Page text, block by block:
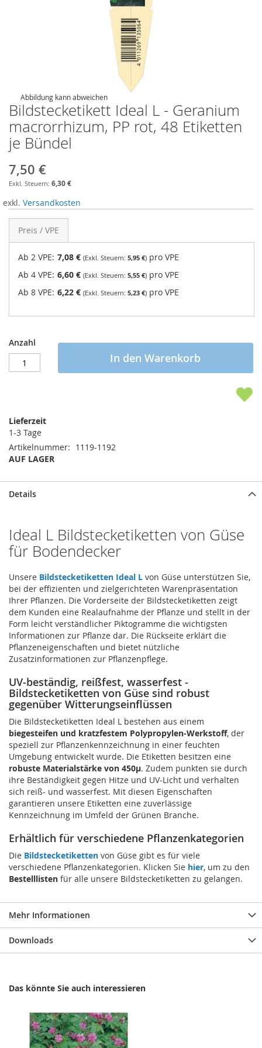
Abbildung kann abweichen
Bildstecketikett Ideal L - Geranium
macrorrhizum, PP rot, 48 Etiketten
je Bündel
7,50 €
6,30 €
exkl. Versandkosten
Preis / VPE
Ab 2 VPE: 7,08 € 5,95 € pro VPE
Ab 4 VPE: 6,60 € 5,55 € pro VPE
Ab 8 VPE: 6,22 € 5,23 € pro VPE
Anzahl
In den Warenkorb
Lieferzeit
1-3 Tage
Artikelnummer
1119-1192
AUF LAGER
Details
Ideal L Bildstecketiketten von Güse
für Bodendecker
Unsere Bildstecketiketten Ideal L von Güse unterstützen Sie,
bei der effizienten und zielgerichteten Warenpräsentation
Ihrer Pflanzen. Die Vorderseite der Bildstecketiketten zeigt
dem Kunden eine Realaufnahme der Pflanze und stellt in der
Form leicht verständlicher Piktogramme die wichtigsten
Informationen zur Pflanze dar. Die Rückseite erklärt die
Pflanzeneigenschaften und bietet nützliche
Zusatzinformationen zur Pflanzenpflege.
UV-beständig, reißfest, wasserfest -
Bildstecketiketten von Güse sind robust
gegenüber Witterungseinflüssen
Die Bildstecketiketten Ideal L bestehen aus einem
biegesteifen und kratzfestem Polypropylen-Werkstoff, der
speziell zur Pflanzenkennzeichnung in einer feuchten
Umgebung entwickelt wurde. Die Etiketten besitzen eine
robuste Materialstärke von 450µ. Zudem punkten sie durch
ihre Beständigkeit gegen Hitze und UV-Licht und verhalten
sich reiß- und wasserfest. Mit diesen Eigenschaften
garantieren unsere Etiketten eine zuverlässige
Kennzeichnung im Umfeld der Grünen Branche.
Erhältlich für verschiedene Pflanzenkategorien
Die Bildstecketiketten von Güse gibt es für viele
verschiedene Pflanzenkategorien. Klicken Sie hier, um zu den
Bestelllisten für alle unsere Bildstecketiketten zu gelangen.
Mehr Informationen
Downloads
Das könnte Sie auch interessieren